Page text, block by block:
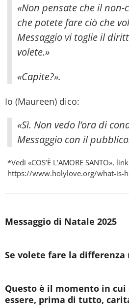
«Non pensate che il
che potete fare ciò che
Messaggio vi toglie il
volete.»
«Capite?».
Io (Maureen) dico:
«Sì. Non vedo l’ora di
Messaggio con il
*Vedi «COS’È L’AMORE SANTO»,
https://www.holylove.org/what-is-
Messaggio di Natale 2025
Se volete fare la differenza
Questo è il momento in cui
essere, prima di tutto,